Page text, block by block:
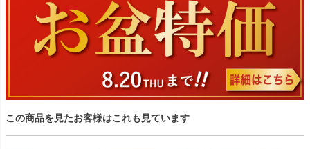
この商品を見たお客様はこれも見ています